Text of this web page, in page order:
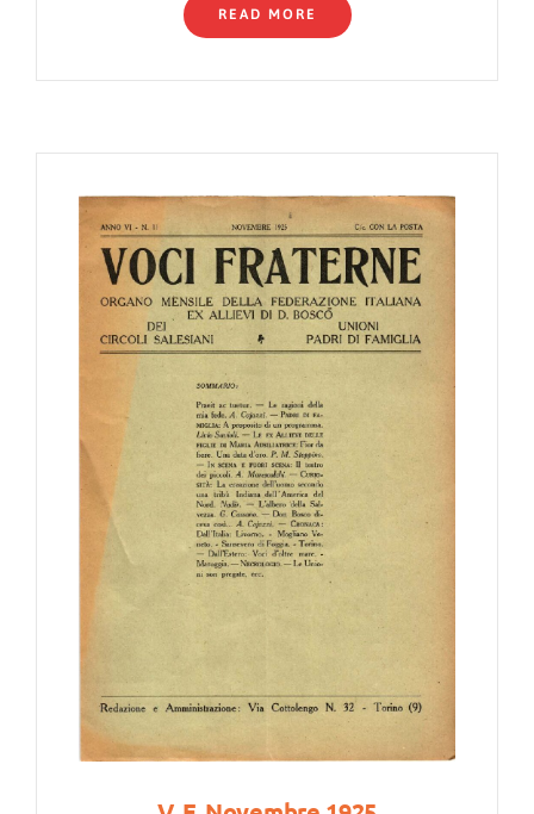
READ MORE